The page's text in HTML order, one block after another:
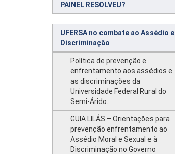
PAINEL RESOLVEU?
UFERSA no combate ao Assédio e
Discriminação
Política de prevenção e
enfrentamento aos assédios e
as discriminações da
Universidade Federal Rural do
Semi-Árido.
GUIA LILÁS – Orientações para
prevenção enfrentamento ao
Assédio Moral e Sexual e à
Discriminação no Governo